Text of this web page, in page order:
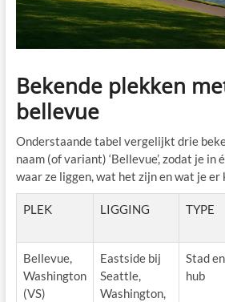
Bekende plekken
bellevue
Onderstaande tabel vergelijkt drie
naam (of variant) ‘Bellevue’, zodat je in
waar ze liggen, wat het zijn en wat je
PLEK LIGGING TYPE
Bellevue,
Washington
(VS)
Eastside bij
Seattle,
Washington,
Stad
hub